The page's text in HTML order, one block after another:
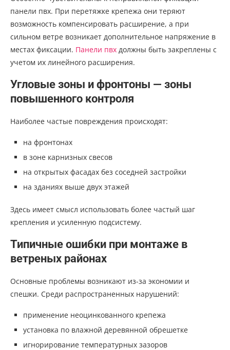
панели пвх. При перетяжке крепежа они теряют
возможность компенсировать расширение, а при
сильном ветре возникает дополнительное напряжение в
местах фиксации. Панели пвх должны быть закреплены с
учетом их линейного расширения.
Угловые зоны и фронтоны — зоны
повышенного контроля
Наиболее частые повреждения происходят:
на фронтонах
в зоне карнизных свесов
на открытых фасадах без соседней застройки
на зданиях выше двух этажей
Здесь имеет смысл использовать более частый шаг
крепления и усиленную подсистему.
Типичные ошибки при монтаже в
ветреных районах
Основные проблемы возникают из-за экономии и
спешки. Среди распространенных нарушений:
применение неоцинкованного крепежа
установка по влажной деревянной обрешетке
игнорирование температурных зазоров